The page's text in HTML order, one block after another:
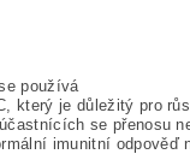
používá
který je důležitý pro
se přenosu
imunitní odpověď